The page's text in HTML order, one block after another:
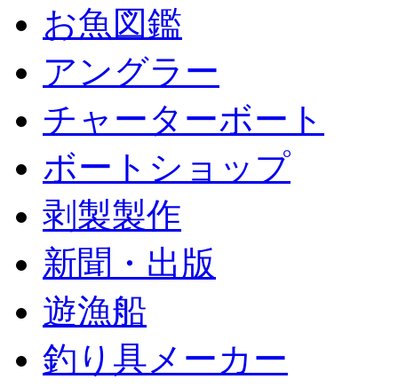
お魚図鑑
アングラー
チャーターボート
ボートショップ
剥製製作
新聞・出版
遊漁船
釣り具メーカー